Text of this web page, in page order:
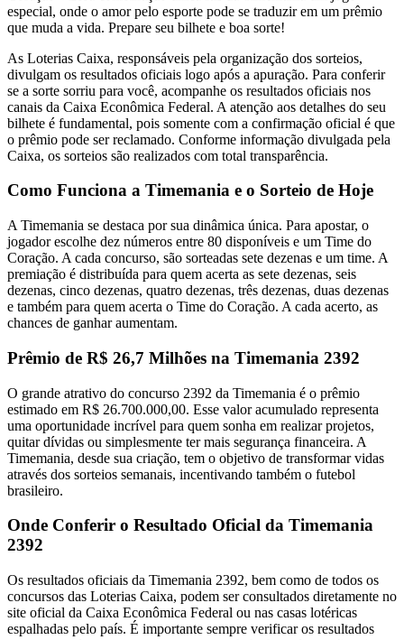
especial, onde o amor pelo esporte pode se traduzir em um prêmio
que muda a vida. Prepare seu bilhete e boa sorte!
As Loterias Caixa, responsáveis pela organização dos sorteios,
divulgam os resultados oficiais logo após a apuração. Para conferir
se a sorte sorriu para você, acompanhe os resultados oficiais nos
canais da Caixa Econômica Federal. A atenção aos detalhes do seu
bilhete é fundamental, pois somente com a confirmação oficial é que
o prêmio pode ser reclamado. Conforme informação divulgada pela
Caixa, os sorteios são realizados com total transparência.
Como Funciona a Timemania e o Sorteio de Hoje
A Timemania se destaca por sua dinâmica única. Para apostar, o
jogador escolhe dez números entre 80 disponíveis e um Time do
Coração. A cada concurso, são sorteadas sete dezenas e um time. A
premiação é distribuída para quem acerta as sete dezenas, seis
dezenas, cinco dezenas, quatro dezenas, três dezenas, duas dezenas
e também para quem acerta o Time do Coração. A cada acerto, as
chances de ganhar aumentam.
Prêmio de R$ 26,7 Milhões na Timemania 2392
O grande atrativo do concurso 2392 da Timemania é o prêmio
estimado em R$ 26.700.000,00. Esse valor acumulado representa
uma oportunidade incrível para quem sonha em realizar projetos,
quitar dívidas ou simplesmente ter mais segurança financeira. A
Timemania, desde sua criação, tem o objetivo de transformar vidas
através dos sorteios semanais, incentivando também o futebol
brasileiro.
Onde Conferir o Resultado Oficial da Timemania
2392
Os resultados oficiais da Timemania 2392, bem como de todos os
concursos das Loterias Caixa, podem ser consultados diretamente no
site oficial da Caixa Econômica Federal ou nas casas lotéricas
espalhadas pelo país. É importante sempre verificar os resultados